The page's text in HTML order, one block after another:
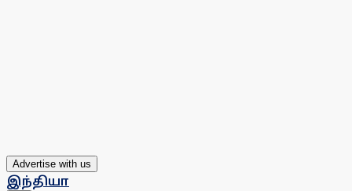
Advertise with us
இந்தியா